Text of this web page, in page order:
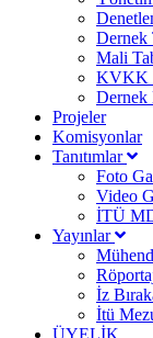
Dernek
Mali
KVKK
Dernek
Projeler
Komisyonlar
Tanıtımlar
Foto
Video
İTÜ
Yayınlar
İz
İtü
ÜYELİK